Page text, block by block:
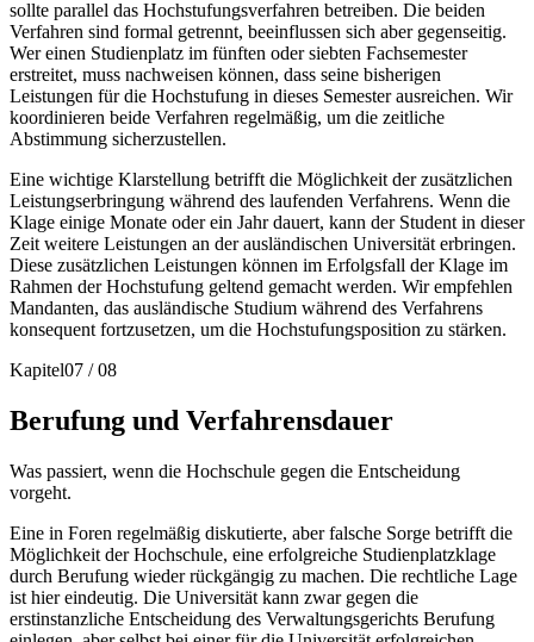
sollte parallel das Hochstufungsverfahren betreiben. Die beiden
Verfahren sind formal getrennt, beeinflussen sich aber gegenseitig.
Wer einen Studienplatz im fünften oder siebten Fachsemester
erstreitet, muss nachweisen können, dass seine bisherigen
Leistungen für die Hochstufung in dieses Semester ausreichen. Wir
koordinieren beide Verfahren regelmäßig, um die zeitliche
Abstimmung sicherzustellen.
Eine wichtige Klarstellung betrifft die Möglichkeit der zusätzlichen
Leistungserbringung während des laufenden Verfahrens. Wenn die
Klage einige Monate oder ein Jahr dauert, kann der Student in dieser
Zeit weitere Leistungen an der ausländischen Universität erbringen.
Diese zusätzlichen Leistungen können im Erfolgsfall der Klage im
Rahmen der Hochstufung geltend gemacht werden. Wir empfehlen
Mandanten, das ausländische Studium während des Verfahrens
konsequent fortzusetzen, um die Hochstufungsposition zu stärken.
Kapitel07 /08
Berufung und Verfahrensdauer
Was passiert, wenn die Hochschule gegen die Entscheidung
vorgeht.
Eine in Foren regelmäßig diskutierte, aber falsche Sorge betrifft die
Möglichkeit der Hochschule, eine erfolgreiche Studienplatzklage
durch Berufung wieder rückgängig zu machen. Die rechtliche Lage
ist hier eindeutig. Die Universität kann zwar gegen die
erstinstanzliche Entscheidung des Verwaltungsgerichts Berufung